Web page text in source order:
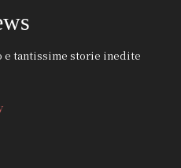
tantissime storie inedite